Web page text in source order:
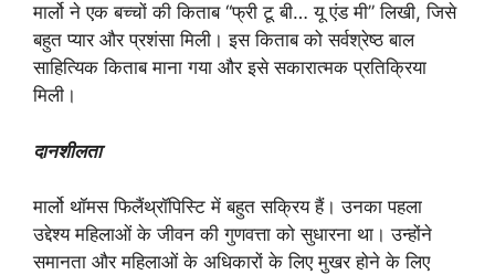
मार्लो ने एक बच्चों की किताब “फ्री टू बी… यू एंड मी” लिखी, जिसे
बहुत प्यार और प्रशंसा मिली। इस किताब को सर्वश्रेष्ठ बाल
साहित्यिक किताब माना गया और इसे सकारात्मक प्रतिक्रिया
मिली।
दानशीलता
मार्लो थॉमस फिलैंथ्रॉपिस्टि में बहुत सक्रिय हैं। उनका पहला
उद्देश्य महिलाओं के जीवन की गुणवत्ता को सुधारना था। उन्होंने
समानता और महिलाओं के अधिकारों के लिए मुखर होने के लिए